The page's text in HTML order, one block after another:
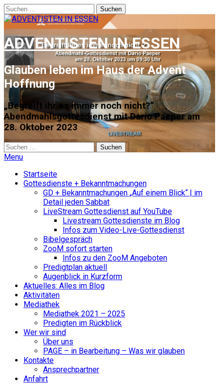
Suchen
nach:
ADVENTISTEN IN ESSEN
Glauben leben im Haus der Advent
Hoffnung
„Begreift ihr es immer noch nicht?“
Abendmahlsgottesdienst mit Dario Paeper am
28. Oktober 2023
Suchen
nach:
Menu
Startseite
Gottesdienste + Bekanntmachungen
GD + Bekanntmachungen „Auf einem Blick“ | im
Detail jeden Sabbat
LiveStream Gottesdienst auf YouTube
Livestream Gottesdienste im Blog
Infos zum Video-Live-Gottesdienst
Bibelgespräch
ZooM sofort starten
Infos zu den ZooM Angeboten
Predigtplan aktuell
Augenblick in Kurzform
Aktuelles: Alles im Blog
Aktivitäten
Mediathek
Mediathek 2021 – 2025
Predigten im Rückblick
Wer wir sind
Über uns
PAGE – in Bearbeitung – Was wir glauben
Kontakte
Ansprechpartner
Anfahrt